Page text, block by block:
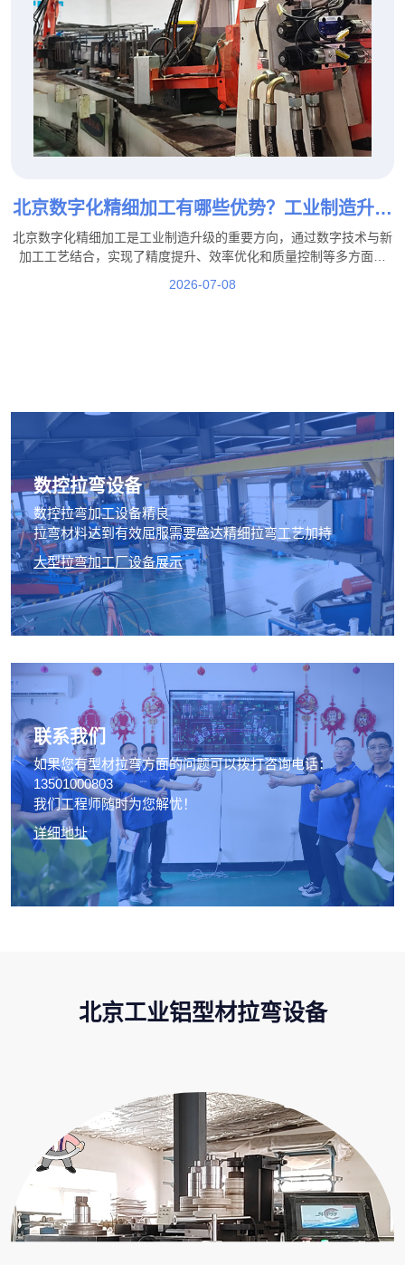
北京数字化精细加工有哪些优势？工业制造升级
新模式！
北京数字化精细加工是工业制造升级的重要方向，通过数字技术与新
加工工艺结合，实现了精度提升、效率优化和质量控制等多方面优
艺优化、技术提升和生产管理升级，不断提高加工服务能力
2026-07-08
数控拉弯设备
数控拉弯加工设备精良
拉弯材料达到有效屈服需要盛达精细拉弯工艺加持
大型拉弯加工厂设备展示
联系我们
如果您有型材拉弯方面的问题可以拨打咨询电话：
13501000803
我们工程师随时为您解忧！
详细地址
北京工业铝型材拉弯设备